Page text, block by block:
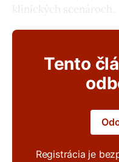
klinických scenároch.
Tento
Registrácia je